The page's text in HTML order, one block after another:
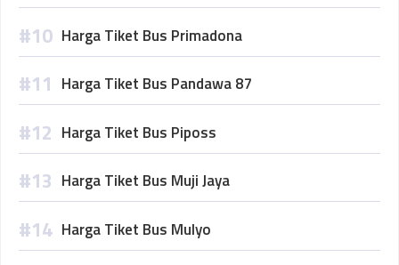
Harga Tiket Bus Primadona
Harga Tiket Bus Pandawa 87
Harga Tiket Bus Piposs
Harga Tiket Bus Muji Jaya
Harga Tiket Bus Mulyo